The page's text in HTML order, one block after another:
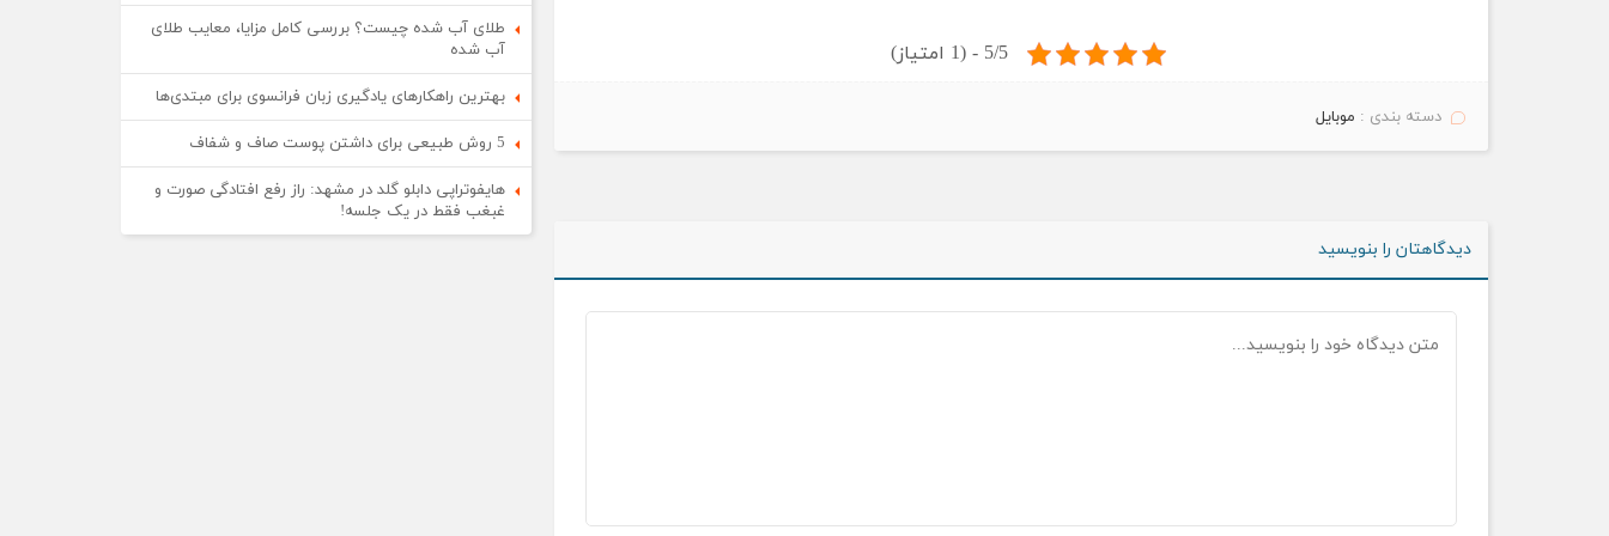
5/5 - (1 امتیاز)
دسته بندی : موبایل
دیدگاهتان را بنویسید
طلای آب شده چیست؟ بررسی کامل مزایا، معایب طلای
آب شده
بهترین راهکارهای یادگیری زبان فرانسوی برای مبتدی‌ها
5 روش طبیعی برای داشتن پوست صاف و شفاف
هایفوتراپی دابلو گلد در مشهد: راز رفع افتادگی صورت و
غبغب فقط در یک جلسه!